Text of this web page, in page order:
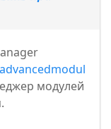
модулей